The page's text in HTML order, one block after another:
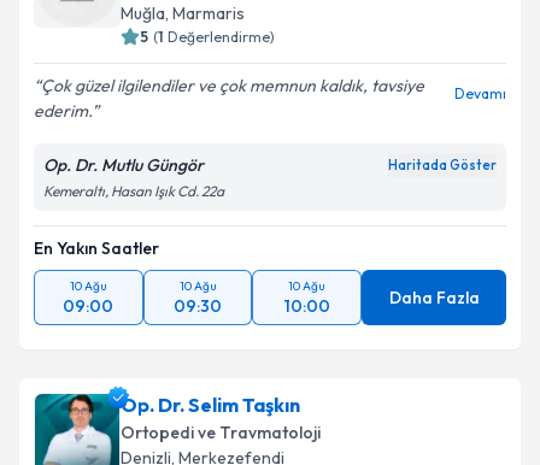
Muğla, Marmaris
5 (1 Değerlendirme)
Çok güzel ilgilendiler ve çok memnun kaldık, tavsiye
ederim.
Devamı
Op. Dr. Mutlu Güngör Haritada Göster
Kemeraltı, Hasan Işık Cd. 22a
En Yakın Saatler
10 Ağu
09:00
10 Ağu
09:30
10 Ağu
10:00 Daha Fazla
Op. Dr. Selim Taşkın
Ortopedi ve Travmatoloji
Denizli, Merkezefendi